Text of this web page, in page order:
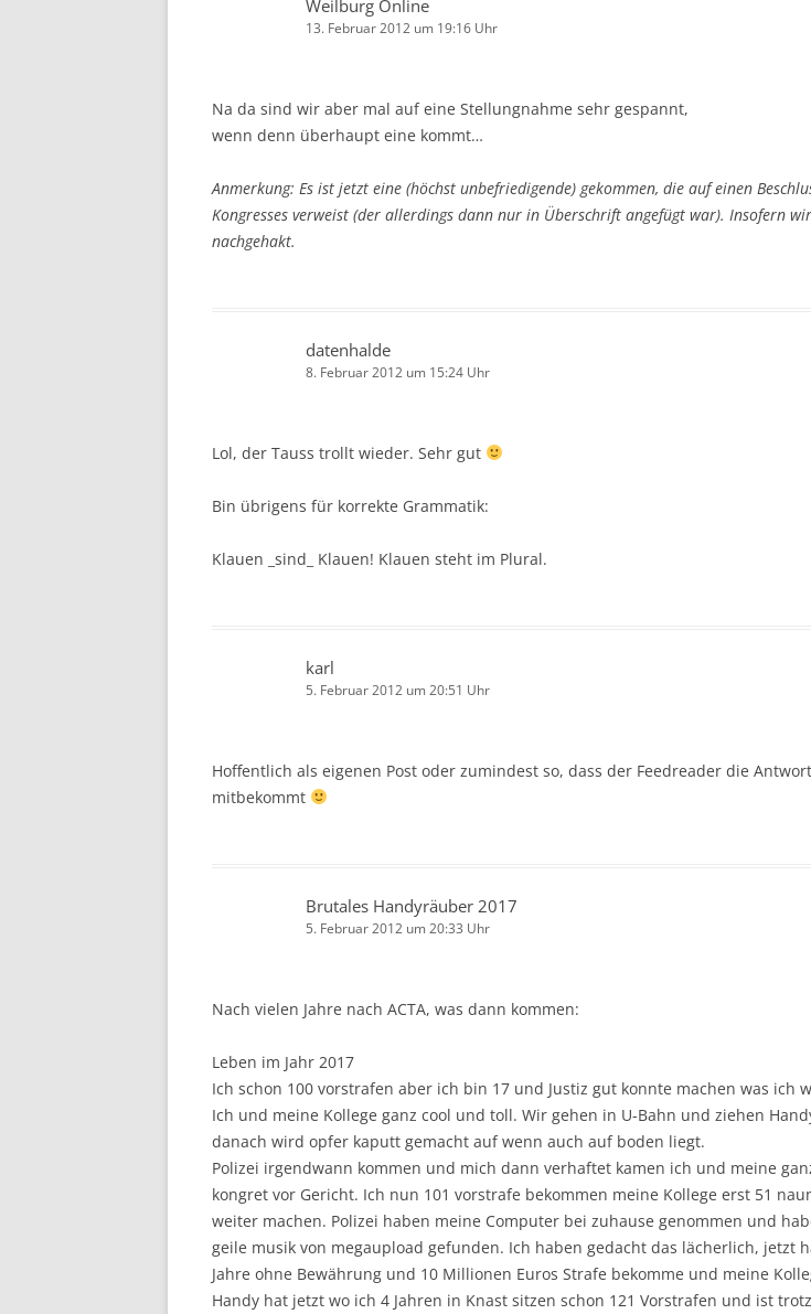
Weilburg Online
13. Februar 2012 um 19:16 Uhr
Na da sind wir aber mal auf eine Stellungnahme sehr gespannt,
wenn denn überhaupt eine kommt…
Anmerkung: Es ist jetzt eine (höchst unbefriedigende) gekommen, die auf einen
Kongresses verweist (der allerdings dann nur in Überschrift angefügt war). Insofern
nachgehakt.
datenhalde
8. Februar 2012 um 15:24 Uhr
Lol, der Tauss trollt wieder. Sehr gut
Bin übrigens für korrekte Grammatik:
Klauen _sind_ Klauen! Klauen steht im Plural.
karl
5. Februar 2012 um 20:51 Uhr
Hoffentlich als eigenen Post oder zumindest so, dass der Feedreader die
mitbekommt
Brutales Handyräuber 2017
5. Februar 2012 um 20:33 Uhr
Nach vielen Jahre nach ACTA, was dann kommen:
Leben im Jahr 2017
Ich schon 100 vorstrafen aber ich bin 17 und Justiz gut konnte machen was ich
Ich und meine Kollege ganz cool und toll. Wir gehen in U-Bahn und ziehen
danach wird opfer kaputt gemacht auf wenn auch auf boden liegt.
Polizei irgendwann kommen und mich dann verhaftet kamen ich und meine
kongret vor Gericht. Ich nun 101 vorstrafe bekommen meine Kollege erst 51
weiter machen. Polizei haben meine Computer bei zuhause genommen und
geile musik von megaupload gefunden. Ich haben gedacht das lächerlich, jetzt
Jahre ohne Bewährung und 10 Millionen Euros Strafe bekomme und meine
Handy hat jetzt wo ich 4 Jahren in Knast sitzen schon 121 Vorstrafen und ist